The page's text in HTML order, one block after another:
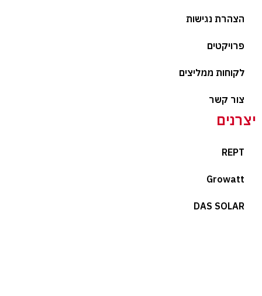
הצהרת נגישות
פרויקטים
לקוחות ממליצים
צור קשר
יצרנים
REPT
Growatt
DAS SOLAR